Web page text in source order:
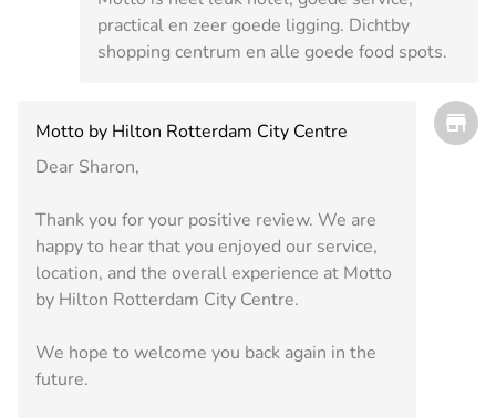
practical en zeer goede ligging. Dichtby
shopping centrum en alle goede food spots.
Motto by Hilton Rotterdam City Centre
Dear Sharon,
Thank you for your positive review. We are
happy to hear that you enjoyed our service,
location, and the overall experience at Motto
by Hilton Rotterdam City Centre.
We hope to welcome you back again in the
future.